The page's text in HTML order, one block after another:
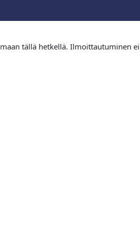
tällä hetkellä. Ilmoittautuminen